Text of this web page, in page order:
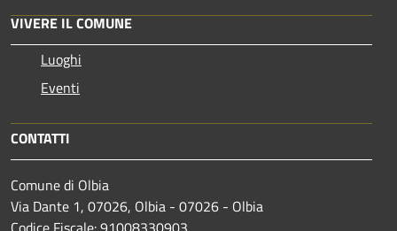
VIVERE IL COMUNE
Luoghi
Eventi
CONTATTI
Comune di Olbia
Via Dante 1, 07026, Olbia - 07026 - Olbia